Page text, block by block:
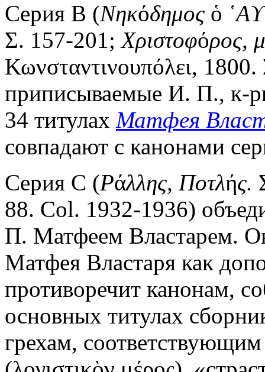
Серия B (Νηκόδημος ὁ
Σ. 157-201;Χριστοφόρος,
Κωνσταντινουπόλει,
приписываемые И. П., к-
34 титулах Матфея
совпадают с канонами
Серия С (Ράλλης, Ποτλής.
88. Col. 1932-1936)
П. Матфеем Властарем.
Матфея Властаря как
противоречит канонам,
основных титулах
грехам,